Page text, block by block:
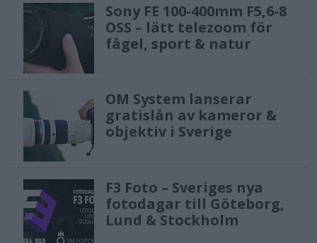
Sony FE 100-400mm F5,6-8
OSS – lätt telezoom för
fågel, sport & natur
OM System lanserar
gratislån av kameror &
objektiv i Sverige
F3 Foto – Sveriges nya
fotodagar till Göteborg,
Lund & Stockholm